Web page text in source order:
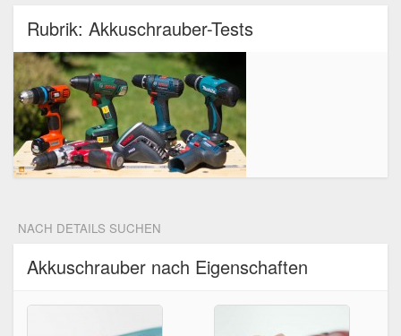
Rubrik: Akkuschrauber-Tests
NACH DETAILS SUCHEN
Akkuschrauber nach Eigenschaften